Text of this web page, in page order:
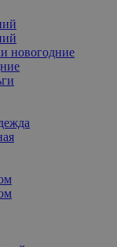
новогодние